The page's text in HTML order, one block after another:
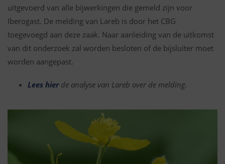
uitgevoerd van alle bijwerkingen die gemeld zijn voor
Iberogast. De melding van Lareb is door het CBG
toegevoegd aan deze zaak. Naar aanleiding van de uitkomst
van dit onderzoek zal worden besloten of de bijsluiter moet
worden aangepast.
Lees hierde analyse van Lareb over de melding.